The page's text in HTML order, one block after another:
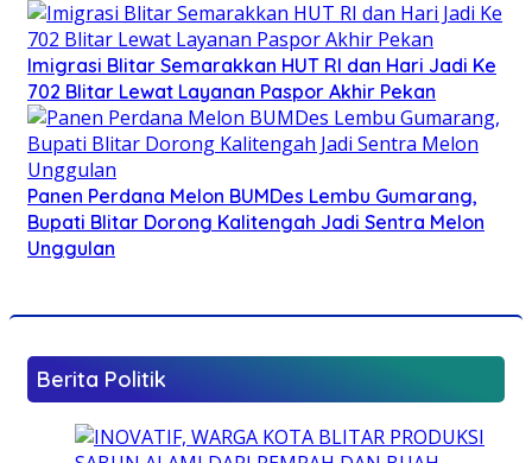
Imigrasi Blitar Semarakkan HUT RI dan Hari Jadi Ke
702 Blitar Lewat Layanan Paspor Akhir Pekan
Panen Perdana Melon BUMDes Lembu Gumarang,
Bupati Blitar Dorong Kalitengah Jadi Sentra Melon
Unggulan
Berita Politik